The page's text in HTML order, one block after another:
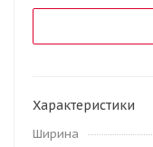
Характеристики
Ширина